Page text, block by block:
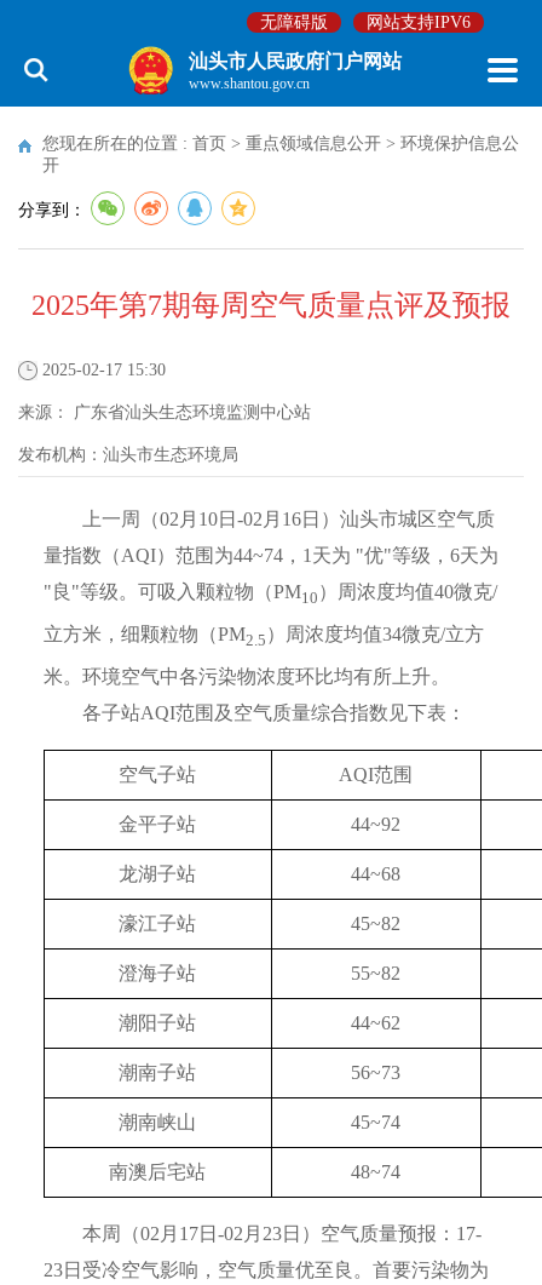
无障碍版 网站支持IPV6
汕头市人民政府门户网站
www.shantou.gov.cn
您现在所在的位置 : 首页 > 重点领域信息公开 > 环境保护信息公
开
分享到：
2025年第7期每周空气质量点评及预报
2025-02-17 15:30
来源： 广东省汕头生态环境监测中心站
发布机构： 汕头市生态环境局
上一周（02月10日-02月16日）汕头市城区空气质
量指数（AQI）范围为44~74，1天为 "优"等级，6天为
"良"等级。可吸入颗粒物（PM10 ）周浓度均值40微克/
立方米，细颗粒物（PM2.5 ）周浓度均值34微克/立方
米。环境空气中各污染物浓度环比均有所上升。
各子站AQI范围及空气质量综合指数见下表：
空气子站 AQI范围
金平子站 44~92
龙湖子站 44~68
濠江子站 45~82
澄海子站 55~82
潮阳子站 44~62
潮南子站 56~73
潮南峡山 45~74
南澳后宅站 48~74
本周（02月17日-02月23日）空气质量预报：17-
23日受冷空气影响，空气质量优至良。首要污染物为